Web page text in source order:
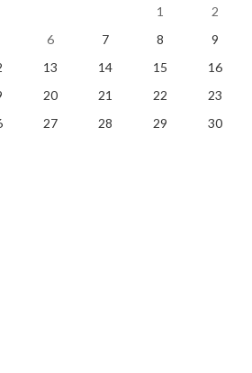
アスリートフードマイスタ
ー勉強中 フード・チョイ
2019/02/01(金)
ランニング
1
2
6 7 8
9
13 14 15
16
20 21 22
23
27 28 29
30